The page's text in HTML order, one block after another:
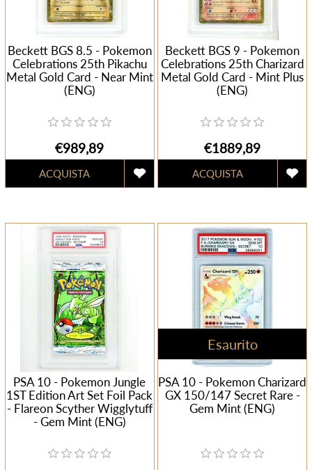
Beckett BGS 8.5 - Pokemon
Celebrations 25th Pikachu
Metal Gold Card - Near Mint
(ENG)
€989,89
Beckett BGS 9 - Pokemon
Celebrations 25th Charizard
Metal Gold Card - Mint Plus
(ENG)
€1889,89
PSA 10 - Pokemon Jungle
1ST Edition Art Set Foil Pack
- Flareon Scyther Wigglytuff
- Gem Mint (ENG)
Esaurito
PSA 10 - Pokemon Charizard
GX 150/147 Secret Rare -
Gem Mint (ENG)